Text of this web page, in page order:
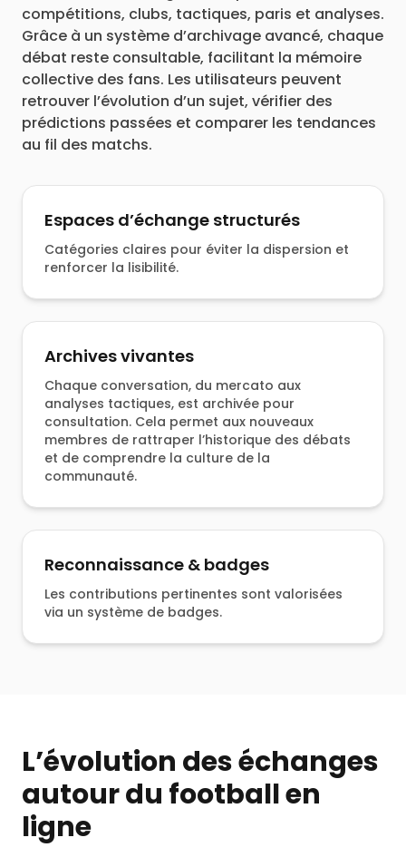
compétitions, clubs, tactiques, paris et analyses.
Grâce à un système d’archivage avancé, chaque
débat reste consultable, facilitant la mémoire
collective des fans. Les utilisateurs peuvent
retrouver l’évolution d’un sujet, vérifier des
prédictions passées et comparer les tendances
au fil des matchs.
Espaces d’échange structurés
Catégories claires pour éviter la dispersion et
renforcer la lisibilité.
Archives vivantes
Chaque conversation, du mercato aux
analyses tactiques, est archivée pour
consultation. Cela permet aux nouveaux
membres de rattraper l’historique des débats
et de comprendre la culture de la
communauté.
Reconnaissance & badges
Les contributions pertinentes sont valorisées
via un système de badges.
L’évolution des échanges
autour du football en
ligne